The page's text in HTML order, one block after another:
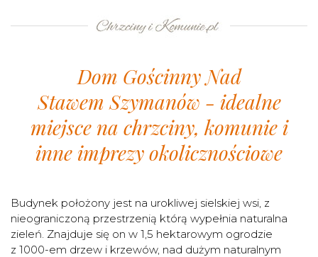
Dom Gościnny Nad
Stawem Szymanów - idealne
miejsce na chrzciny, komunie i
inne imprezy okolicznościowe
Budynek położony jest na urokliwej sielskiej wsi, z
nieograniczoną przestrzenią którą wypełnia naturalna
zieleń. Znajduje się on w 1,5 hektarowym ogrodzie
z 1000-em drzew i krzewów, nad dużym naturalnym